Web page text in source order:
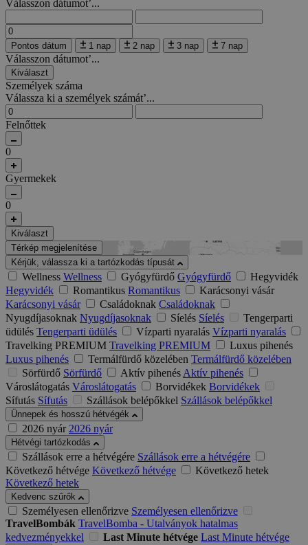
Válasszon dátumot’...
Pontos dátum 1 nap 2 nap 3 nap 7 nap
Válasszon dátumot’...
Kiválaszt
Személyek száma
Válassza ki a személyek számát’...
Felnőttek
0
Gyermekek
0
Kiválaszt
Térkép megjelenítése
Kérjük, válassza ki a tartózkodás típusát
Wellness Wellness Gyógyfürdő Gyógyfürdő
Hegyvidék
Hegyvidék
Romantikus Romantikus
Karácsonyi vásár
Karácsonyi vásár
Családoknak Családoknak
Nyugdíjasoknak Nyugdíjasoknak Síelés Síelés
Tengerparti
üdülés Tengerparti üdülés Vízparti nyaralás Vízparti nyaralás
Travelking PREMIUM Travelking PREMIUM
Luxus pihenés
Luxus pihenés
Termálfürdő közelében Termálfürdő közelében
Sörfürdő Sörfürdő Aktív pihenésAktív pihenés
Városlátogatás Városlátogatás Borvidékek Borvidékek
Sífutás Sífutás Szállások belépőkkel Szállások belépőkkel
Ünnepek és hosszú hétvégék
2026 nyár 2026 nyár
Hétvégi tartózkodás
Szállások erre a hétvégére Szállások erre a hétvégére
Következő hétvége Következő hétvége
Következő hetek
Következő hetek
Kedvenc szűrők
Személyesen ellenőrizve Személyesen ellenőrizve
TravelBombák TravelBomba - Utalványok hatalmas
kedvezményekkel
Last Minute hétvége Last Minute hétvége